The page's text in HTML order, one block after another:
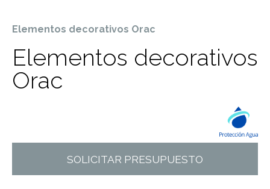
Elementos decorativos Orac
Elementos decorativos
Orac
SOLICITAR PRESUPUESTO